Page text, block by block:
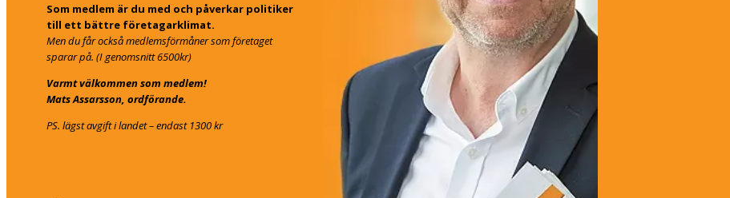
Som medlem är du med och påverkar politiker
till ett bättre företagarklimat.
Men du får också medlemsförmåner som företaget
sparar på. (I genomsnitt 6500kr)
Varmt välkommen som medlem!
Mats Assarsson, ordförande.
PS. lägst avgift i landet – endast 1300 kr